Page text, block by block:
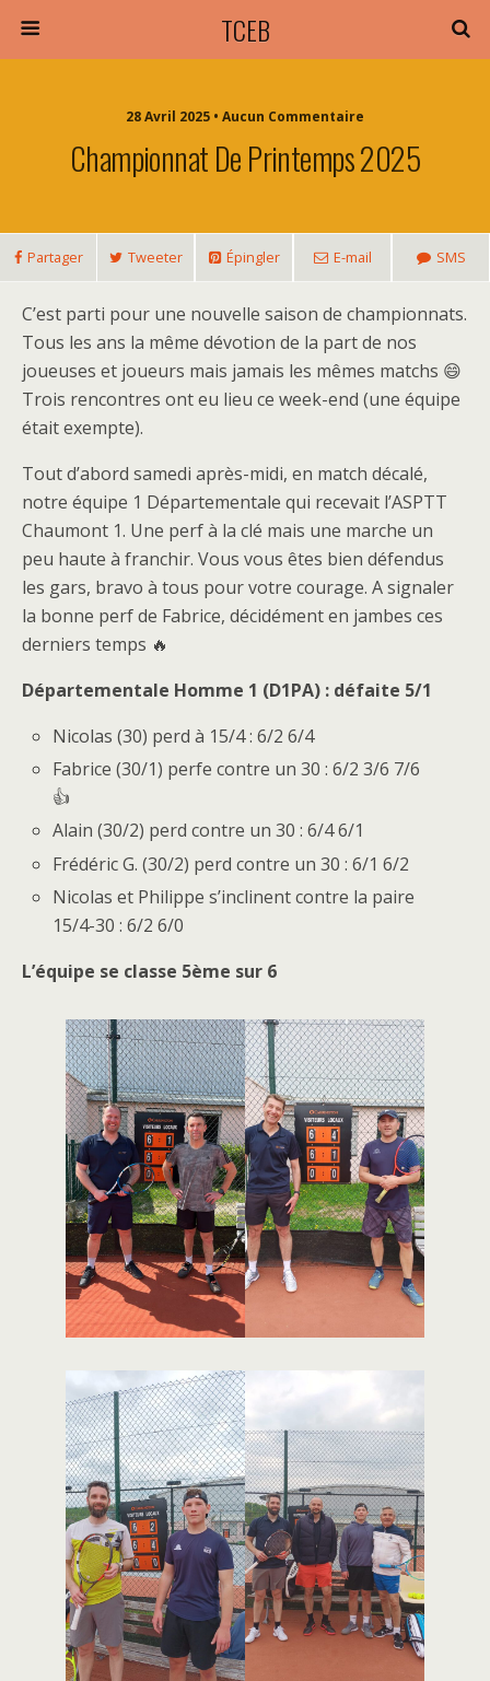
TCEB
28 Avril 2025 • Aucun Commentaire
Championnat De Printemps 2025
Partager Tweeter Épingler E-mail SMS
C’est parti pour une nouvelle saison de championnats.
Tous les ans la même dévotion de la part de nos
joueuses et joueurs mais jamais les mêmes matchs 😄
Trois rencontres ont eu lieu ce week-end (une équipe
était exempte).
Tout d’abord samedi après-midi, en match décalé,
notre équipe 1 Départementale qui recevait l’ASPTT
Chaumont 1. Une perf à la clé mais une marche un
peu haute à franchir. Vous vous êtes bien défendus
les gars, bravo à tous pour votre courage. A signaler
la bonne perf de Fabrice, décidément en jambes ces
derniers temps 🔥
Départementale Homme 1 (D1PA) : défaite 5/1
Nicolas (30) perd à 15/4 : 6/2 6/4
Fabrice (30/1) perfe contre un 30 : 6/2 3/6 7/6
👍
Alain (30/2) perd contre un 30 : 6/4 6/1
Frédéric G. (30/2) perd contre un 30 : 6/1 6/2
Nicolas et Philippe s’inclinent contre la paire
15/4-30 : 6/2 6/0
L’équipe se classe 5ème sur 6